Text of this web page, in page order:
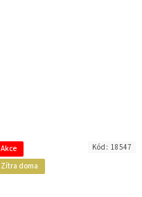
Akce
Zítra doma
Kód: 18547